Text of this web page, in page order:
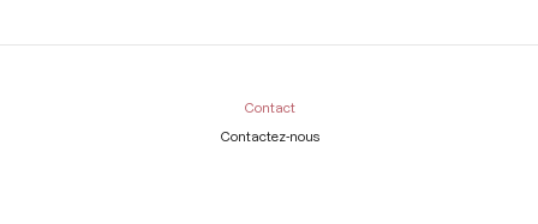
Contact
Contactez-nous